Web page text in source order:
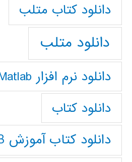
دانلود كتاب متلب
دانلود متلب
دانلود نرم افزار Matlab
دانلود کتاب
دانلود کتاب آموزش MATLAB